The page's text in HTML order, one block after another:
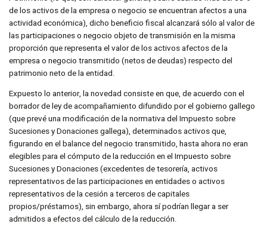
de los activos de la empresa o negocio se encuentran afectos a una
actividad económica), dicho beneficio fiscal alcanzará sólo al valor de
las participaciones o negocio objeto de transmisión en la misma
proporción que representa el valor de los activos afectos de la
empresa o negocio transmitido (netos de deudas) respecto del
patrimonio neto de la entidad.
Expuesto lo anterior, la novedad consiste en que, de acuerdo con el
borrador de ley de acompañamiento difundido por el gobierno gallego
(que prevé una modificación de la normativa del Impuesto sobre
Sucesiones y Donaciones gallega), determinados activos que,
figurando en el balance del negocio transmitido, hasta ahora no eran
elegibles para el cómputo de la reducción en el Impuesto sobre
Sucesiones y Donaciones (excedentes de tesorería, activos
representativos de las participaciones en entidades o activos
representativos de la cesión a terceros de capitales
propios/préstamos), sin embargo, ahora sí podrían llegar a ser
admitidos a efectos del cálculo de la reducción.